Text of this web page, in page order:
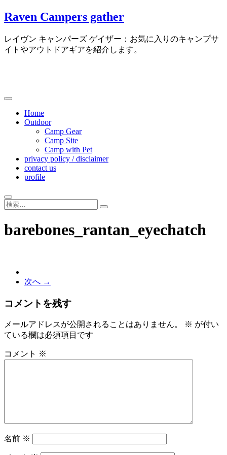
Skip
to
Raven Campers gather
レイヴン キャンパーズ ゲイザー：お気に入りのキャンプサ
イトやアウトドアギアを紹介します。
Home
Outdoor
Camp Gear
Camp Site
Camp with Pet
privacy policy / disclaimer
contact us
profile
barebones_rantan_eyechatch
次へ →
コメントを残す
メールアドレスが公開されることはありません。 ※ が付い
ている欄は必須項目です
コメント ※
名前 ※